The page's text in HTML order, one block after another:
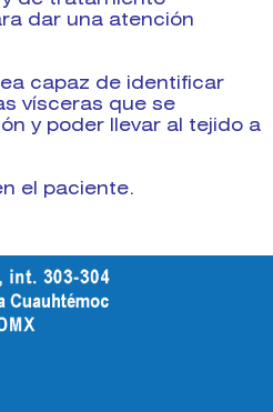
dar una atención
capaz de identificar
vísceras que se
y poder llevar al tejido a
el paciente.